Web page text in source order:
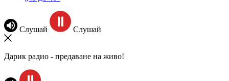
Слушай Слушай
Дарик радио - предаване на живо!